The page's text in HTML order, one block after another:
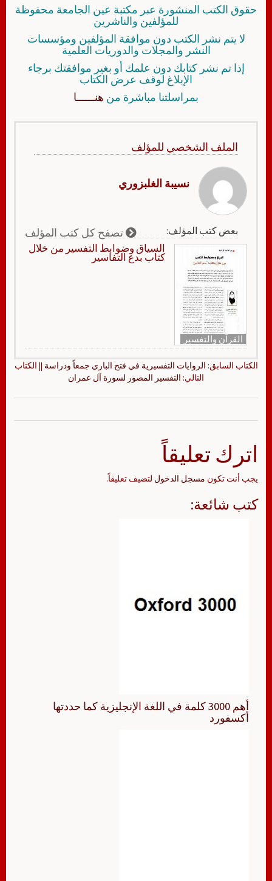
حقوق الكتب المنشورة عبر مكتبة عين الجامعة محفوظة
للمؤلفين والناشرين
لا يتم نشر الكتب دون موافقة المؤلفين ومؤسسات
النشر والمجلات والدوريات العلمية
إذا تم نشر كتابك دون علمك أو بغير موافقتك برجاء
الإبلاغ لوقف عرض الكتاب
بمراسلتنا مباشرة من هنــــــا
الملف الشخصي للمؤلف
نسيبة الغلبزوري
بعض كتب المؤلف: تصفح كل كتب المؤلف
القرآن والتفسير
السياق وضوابط التفسير من خلال
كتاب بدع التفاسير
الكتاب السابق: الروايات التفسيرية في فتح الباري جمعاً ودراسة || الكتاب
التالي: التفسير المصور لسورة آل عمران
اترك تعليقاً
يجب أنت تكون مسجل الدخول لتضيف تعليقاً.
كتب شائعة:
أهم 3000 كلمة في اللغة الإنجليزية كما حددتها
أكسفورد